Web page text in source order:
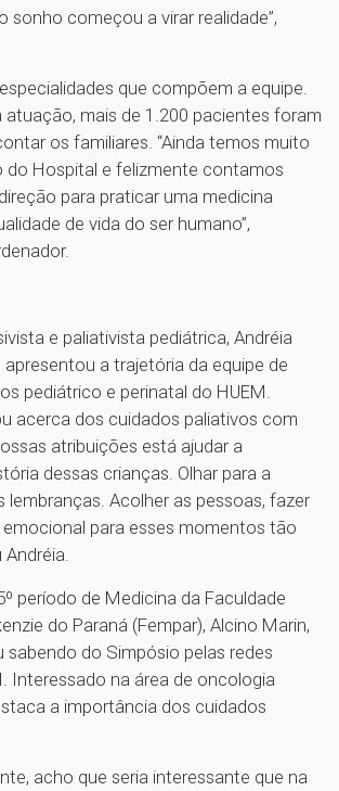
sonho começou a virar realidade”,
que compõem a equipe.
atuação, mais de 1.200 pacientes foram
os familiares. “Ainda temos muito
do Hospital e felizmente contamos
para praticar uma medicina
de vida do ser humano”,
e paliativista pediátrica, Andréia
apresentou a trajetória da equipe de
pediátrico e perinatal do HUEM.
acerca dos cuidados paliativos com
atribuições está ajudar a
dessas crianças. Olhar para a
lembranças. Acolher as pessoas, fazer
para esses momentos tão
período de Medicina da Faculdade
do Paraná (Fempar), Alcino Marin,
sabendo do Simpósio pelas redes
Interessado na área de oncologia
a importância dos cuidados
acho que seria interessante que na